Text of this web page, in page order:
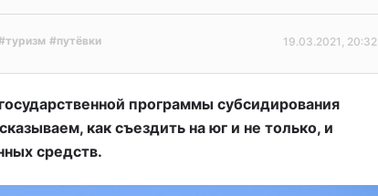
#путёвки 19.03.2021, 20:32
программы субсидирования
как съездить на юг и не только, и
средств.